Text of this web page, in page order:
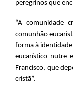
peregrinos que
“A comunidade
comunhão
forma à
eucarístico nutre
Francisco, que
cristã”.